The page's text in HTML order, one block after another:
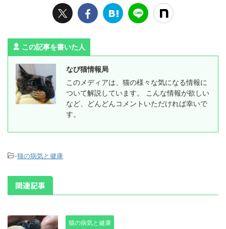
この記事を書いた人
なび猫情報局
このメディアは、猫の様々な気になる情報に
ついて解説しています。 こんな情報が欲しい
など、どんどんコメントいただければ幸いで
す。
-猫の病気と健康
関連記事
猫の病気と健康